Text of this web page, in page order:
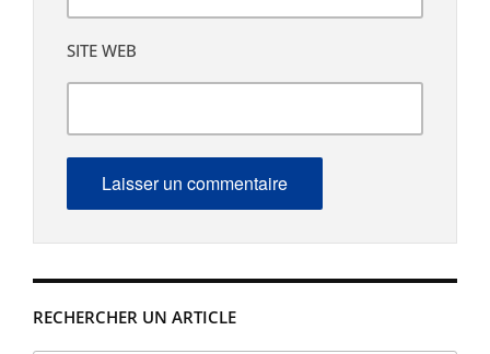
RECHERCHER UN ARTICLE
SITE WEB